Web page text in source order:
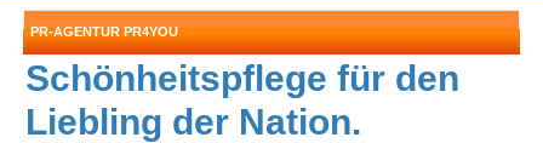
PR-AGENTUR PR4YOU
Schönheitspflege für den
Liebling der Nation.